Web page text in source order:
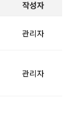
작성자
관리자
관리자